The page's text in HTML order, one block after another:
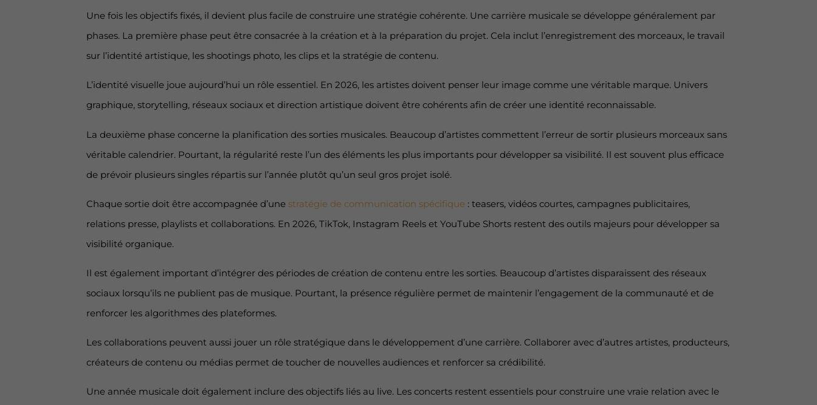
Une fois les objectifs fixés, il devient plus facile de construire une stratégie cohérente. Une carrière musicale se développe généralement par
phases. La première phase peut être consacrée à la création et à la préparation du projet. Cela inclut l’enregistrement des morceaux, le travail
sur l’identité artistique, les shootings photo, les clips et la stratégie de contenu.
L’identité visuelle joue aujourd’hui un rôle essentiel. En 2026, les artistes doivent penser leur image comme une véritable marque. Univers
graphique, storytelling, réseaux sociaux et direction artistique doivent être cohérents afin de créer une identité reconnaissable.
La deuxième phase concerne la planification des sorties musicales. Beaucoup d’artistes commettent l’erreur de sortir plusieurs morceaux sans
véritable calendrier. Pourtant, la régularité reste l’un des éléments les plus importants pour développer sa visibilité. Il est souvent plus efficace
de prévoir plusieurs singles répartis sur l’année plutôt qu’un seul gros projet isolé.
Chaque sortie doit être accompagnée d’une stratégie de communication spécifique : teasers, vidéos courtes, campagnes publicitaires,
relations presse, playlists et collaborations. En 2026, TikTok, Instagram Reels et YouTube Shorts restent des outils majeurs pour développer sa
visibilité organique.
Il est également important d’intégrer des périodes de création de contenu entre les sorties. Beaucoup d’artistes disparaissent des réseaux
sociaux lorsqu’ils ne publient pas de musique. Pourtant, la présence régulière permet de maintenir l’engagement de la communauté et de
renforcer les algorithmes des plateformes.
Les collaborations peuvent aussi jouer un rôle stratégique dans le développement d’une carrière. Collaborer avec d’autres artistes, producteurs,
créateurs de contenu ou médias permet de toucher de nouvelles audiences et renforcer sa crédibilité.
Une année musicale doit également inclure des objectifs liés au live. Les concerts restent essentiels pour construire une vraie relation avec le